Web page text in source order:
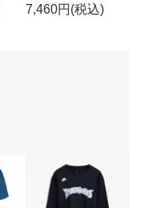
7,460円(税込)